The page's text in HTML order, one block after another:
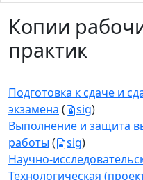
Копии
практик
Подготовка к сдаче и
экзамена ( sig)
Выполнение и защита
работы ( sig)
Научно-
Технологическая